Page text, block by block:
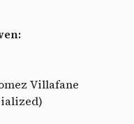
Villafane